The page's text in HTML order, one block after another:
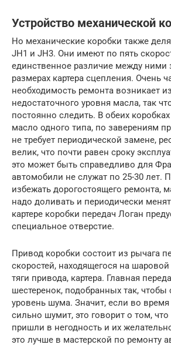
Устройство механической
Но механические коробки также
JH1 и JH3. Они имеют по пять
единственное различие между ними
размерах картера сцепления. Очень
необходимость ремонта возникает
недостаточного уровня масла, так
постоянно следить. В обеих
масло одного типа, по заверениям
не требует периодической замене,
велик, что почти равен сроку
это может быть справедливо для
автомобили не служат по 25-30 лет.
избежать дорогостоящего ремонта,
надо доливать и периодически
картере коробки передач Логан
специальное отверстие.
Привод коробки состоит из рычага
скоростей, находящегося на
тяги привода, картера. Главная
шестеренок, подобранных так,
уровень шума. Значит, если во
сильно шумит, это говорит о том, что
пришли в негодность и их
это лучше в мастерской по ремонту